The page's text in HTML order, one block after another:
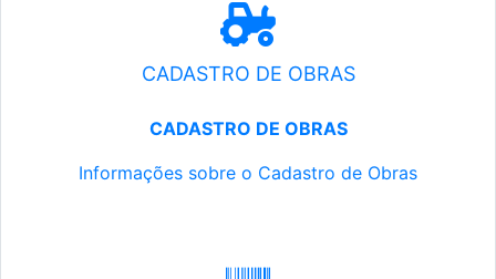
CADASTRO DE OBRAS
CADASTRO DE OBRAS
Informações sobre o Cadastro de Obras